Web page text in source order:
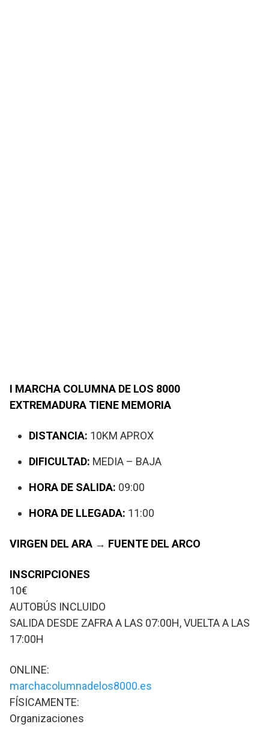
I MARCHA COLUMNA DE LOS 8000
EXTREMADURA TIENE MEMORIA
DISTANCIA: 10KM APROX
DIFICULTAD: MEDIA – BAJA
HORA DE SALIDA: 09:00
HORA DE LLEGADA: 11:00
VIRGEN DEL ARA → FUENTE DEL ARCO
INSCRIPCIONES
10€
AUTOBÚS INCLUIDO
SALIDA DESDE ZAFRA A LAS 07:00H, VUELTA A LAS
17:00H
ONLINE:
marchacolumnadelos8000.es
FÍSICAMENTE:
Organizaciones